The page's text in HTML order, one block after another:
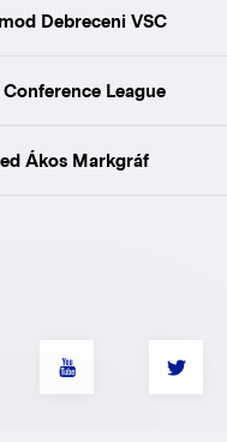
Debreceni VSC
League
Ákos Markgráf